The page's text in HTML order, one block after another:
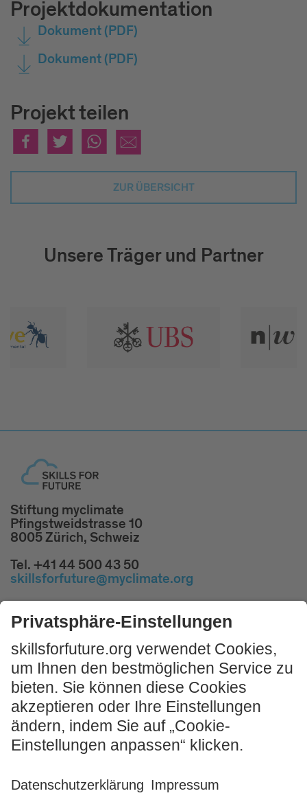
Projektdokumentation
Dokument(PDF)
Dokument(PDF)
Projekt teilen
ZUR ÜBERSICHT
Unsere Träger und Partner
Stiftung myclimate
Pfingstweidstrasse 10
8005 Zürich, Schweiz
Tel. +41 44 500 43 50
skillsforfuture@myclimate.org
Impulsworkshop buchen!
JETZT MITMACHEN
Impressum und Nutzungshinweis
AGB
Datenschutz